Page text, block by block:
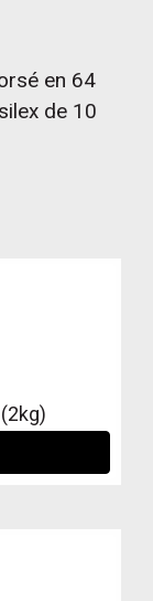
en 64
de 10